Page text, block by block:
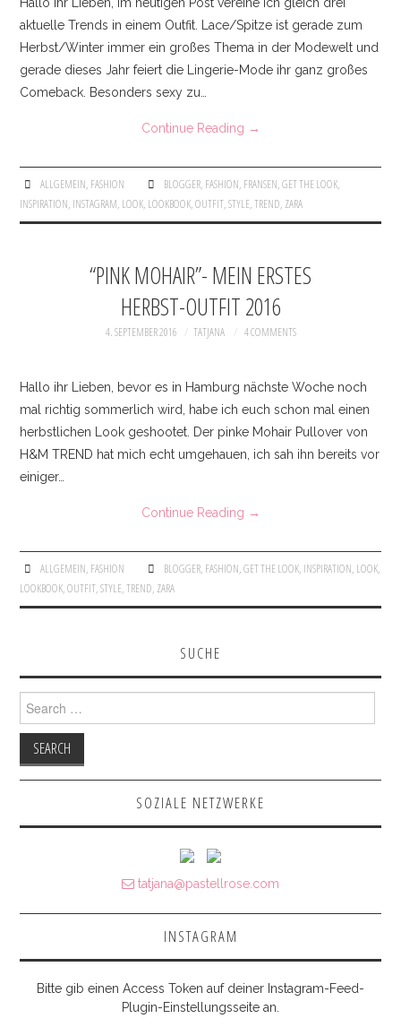
Hallo ihr Lieben, im heutigen Post vereine ich gleich drei
aktuelle Trends in einem Outfit. Lace/Spitze ist gerade zum
Herbst/Winter immer ein großes Thema in der Modewelt und
gerade dieses Jahr feiert die Lingerie-Mode ihr ganz großes
Comeback. Besonders sexy zu…
Continue Reading →
ALLGEMEIN, FASHION BLOGGER, FASHION, FRANSEN,GET THE LOOK,
INSPIRATION, INSTAGRAM, LOOK, LOOKBOOK,OUTFIT,STYLE,TREND, ZARA
“PINK MOHAIR”- MEIN ERSTES
HERBST-OUTFIT 2016
4. SEPTEMBER 2016 TATJANA 4 COMMENTS
Hallo ihr Lieben, bevor es in Hamburg nächste Woche noch
mal richtig sommerlich wird, habe ich euch schon mal einen
herbstlichen Look geshootet. Der pinke Mohair Pullover von
H&M TREND hat mich echt umgehauen, ich sah ihn bereits vor
einiger…
Continue Reading →
ALLGEMEIN, FASHION BLOGGER, FASHION,GET THE LOOK, INSPIRATION, LOOK,
LOOKBOOK,OUTFIT,STYLE,TREND, ZARA
SUCHE
Search for:
SOZIALE NETZWERKE
tatjana@pastellrose.com
INSTAGRAM
Bitte gib einen Access Token auf deiner Instagram-Feed-
Plugin-Einstellungsseite an.